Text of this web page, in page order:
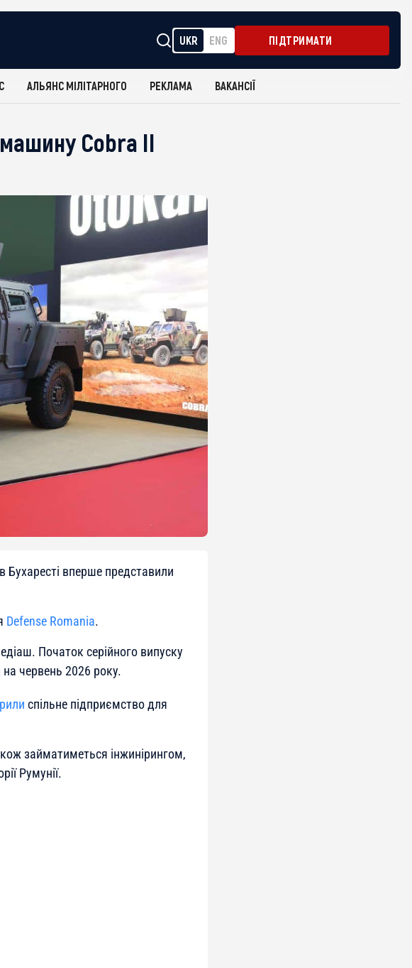
UKR ENG ПІДТРИМАТИ
АЛЬЯНС МІЛІТАРНОГО РЕКЛАМА ВАКАНСІЇ
Cobra II
Бухаресті вперше представили
Defense Romania.
Початок серійного випуску
на червень 2026 року.
спільне підприємство для
займатиметься інжинірингом,
Румунії.